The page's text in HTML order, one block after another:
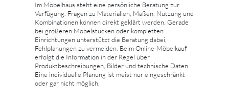
Im Möbelhaus steht eine persönliche Beratung zur
Verfügung. Fragen zu Materialien, Maßen, Nutzung und
Kombinationen können direkt geklärt werden. Gerade
bei größeren Möbelstücken oder kompletten
Einrichtungen unterstützt die Beratung dabei,
Fehlplanungen zu vermeiden. Beim Online-Möbelkauf
erfolgt die Information in der Regel über
Produktbeschreibungen, Bilder und technische Daten.
Eine individuelle Planung ist meist nur eingeschränkt
oder gar nicht möglich.